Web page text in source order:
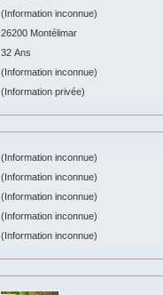
(Information inconnue)
26200 Montélimar
32 Ans
(Information inconnue)
(Information privée)
(Information inconnue)
(Information inconnue)
(Information inconnue)
(Information inconnue)
(Information inconnue)